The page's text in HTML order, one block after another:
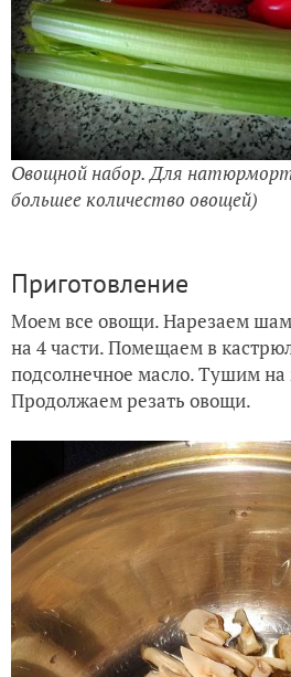
Овощной набор. Для
большее количество овощей)
Приготовление
Моем все овощи. Нарезаем
на 4 части. Помещаем в
подсолнечное масло. Тушим
Продолжаем резать овощи.